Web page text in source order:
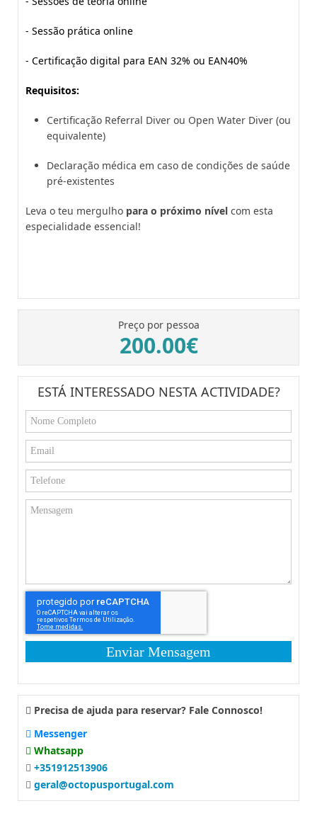
- Sessão prática online
- Certificação digital para EAN 32% ou EAN40%
Requisitos:
Certificação Referral Diver ou Open Water Diver (ou
equivalente)
Declaração médica em caso de condições de saúde
pré-existentes
Leva o teu mergulho para o próximo nível com esta
especialidade essencial!
Preço por pessoa
200.00€
ESTÁ INTERESSADO NESTA ACTIVIDADE?
Enviar Mensagem
Precisa de ajuda para reservar? Fale Connosco!
Messenger
Whatsapp
+351912513906
geral@octopusportugal.com